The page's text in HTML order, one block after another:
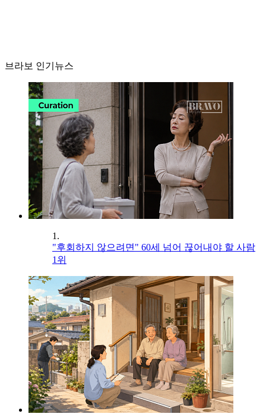
브라보 인기뉴스
1.
"후회하지 않으려면" 60세 넘어 끊어내야 할 사람
1위